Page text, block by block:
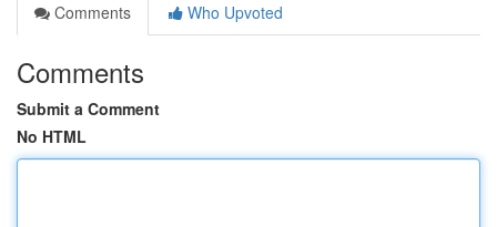
Comments
Who Upvoted
Comments
Submit a Comment
No HTML